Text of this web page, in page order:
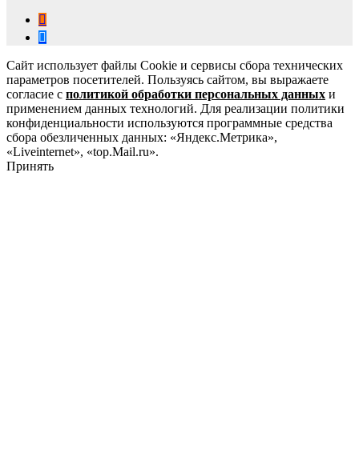
Сайт использует файлы Cookie и сервисы сбора технических
параметров посетителей. Пользуясь сайтом, вы выражаете
согласие с политикой обработки персональных данных и
применением данных технологий. Для реализации политики
конфиденциальности используются программные средства
сбора обезличенных данных: «Яндекс.Метрика»,
«Liveinternet», «top.Mail.ru».
Принять